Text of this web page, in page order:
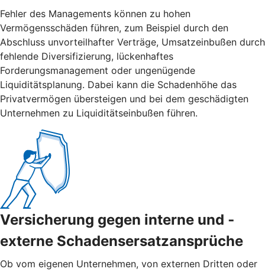
Fehler des Managements können zu hohen
Vermögensschäden führen, zum Beispiel durch den
Abschluss unvorteilhafter Verträge, Umsatzeinbußen durch
fehlende Diversifizierung, lückenhaftes
Forderungsmanagement oder ungenügende
Liquiditätsplanung. Dabei kann die Schadenhöhe das
Privatvermögen übersteigen und bei dem geschädigten
Unternehmen zu Liquiditätseinbußen führen.
Versicherung gegen interne und ­
externe ­Schadensersatzansprüche
Ob vom eigenen Unternehmen, von externen Dritten oder